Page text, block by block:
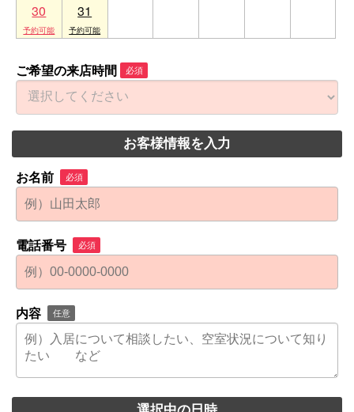
30 31
ご希望の来店時間 必須
お客様情報を入力
お名前 必須
電話番号 必須
内容 任意